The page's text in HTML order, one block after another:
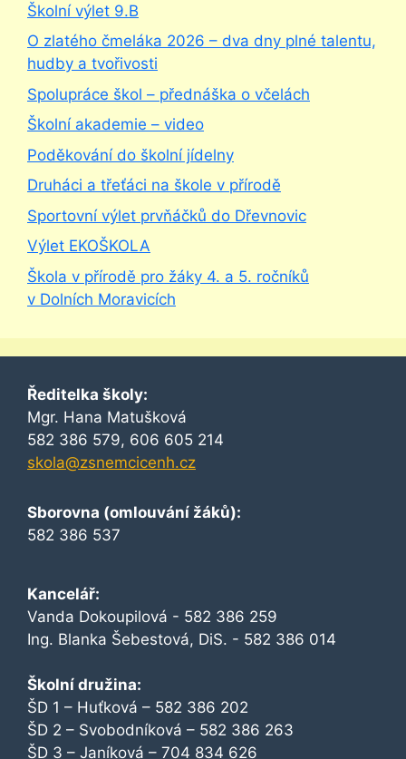
Školní výlet 9.B
O zlatého čmeláka 2026 – dva dny plné talentu,
hudby a tvořivosti
Spolupráce škol – přednáška o včelách
Školní akademie – video
Poděkování do školní jídelny
Druháci a třeťáci na škole v přírodě
Sportovní výlet prvňáčků do Dřevnovic
Výlet EKOŠKOLA
Škola v přírodě pro žáky 4. a 5. ročníků
v Dolních Moravicích
Ředitelka školy:
Mgr. Hana Matušková
582 386 579, 606 605 214
skola@zsnemcicenh.cz
Sborovna (omlouvání žáků):
582 386 537
Kancelář:
Vanda Dokoupilová - 582 386 259
Ing. Blanka Šebestová, DiS. - 582 386 014
Školní družina:
ŠD 1 – Huťková – 582 386 202
ŠD 2 – Svobodníková – 582 386 263
ŠD 3 – Janíková – 704 834 626